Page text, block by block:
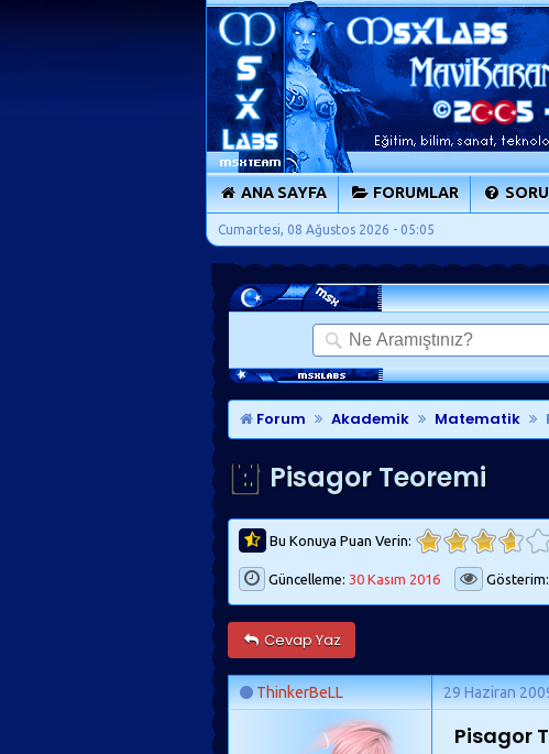
ANA SAYFA FORUMLAR
Cumartesi, 08 Ağustos 2026 - 05:05
Forum Akademik Matematik
Pisagor Teoremi
Bu Konuya Puan Verin:
Güncelleme: 30 Kasım 2016 Gösterim:
Cevap Yaz
ThinkerBeLL 29 Haziran
Pisagor